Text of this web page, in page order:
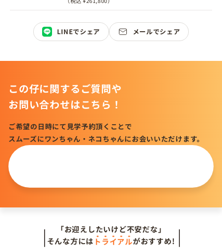
LINEでシェア メールでシェア
この仔に関するご質問や
お問い合わせはこちら！
ご希望の日時にて見学予約頂くことで
スムーズにワンちゃん・ネコちゃんにお会いいただけます。
「お迎えしたいけど不安だな」
そんな方には トライアルがおすすめ!